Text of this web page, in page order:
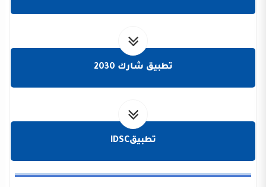
تطبيق شارك 2030
تطبيقIDSC